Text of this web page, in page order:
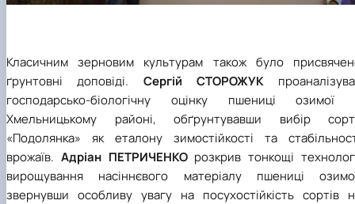
Класичним зерновим культурам також було
ґрунтовні доповіді. Сергій СТОРОЖУК
господарсько-біологічну оцінку пшениці озимої
Хмельницькому районі, обґрунтувавши вибір
«Подолянка» як еталону зимостійкості та
врожаїв. Адріан ПЕТРИЧЕНКО розкрив тонкощі
вирощування насіннєвого матеріалу пшениці
звернувши особливу увагу на посухостійкість сортів